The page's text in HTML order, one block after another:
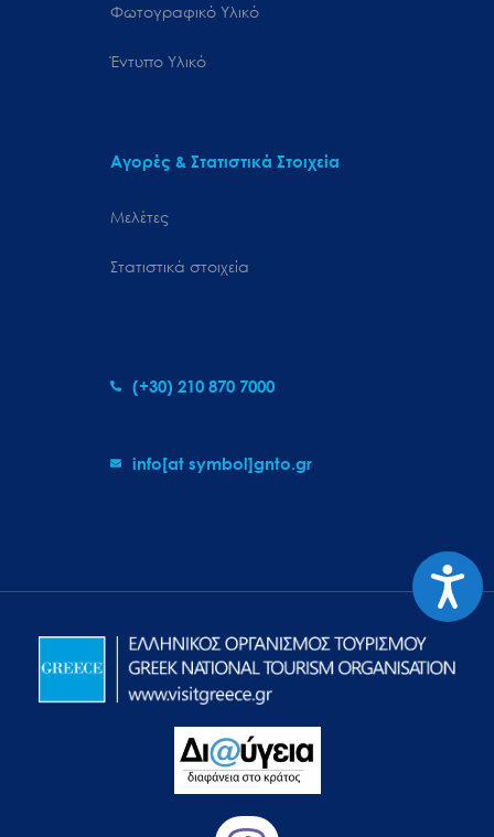
Φωτογραφικό Υλικό
Έντυπο Υλικό
Αγορές & Στατιστικά Στοιχεία
Μελέτες
Στατιστικά στοιχεία
(+30) 210 870 7000
info[at symbol]gnto.gr